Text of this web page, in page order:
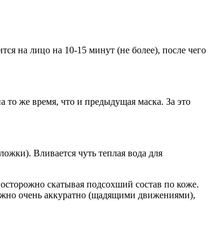
на лицо на 10-15 минут (не более), после чего
то же время, что и предыдущая маска. За это
Вливается чуть теплая вода для
скатывая подсохший состав по коже.
очень аккуратно (щадящими движениями),